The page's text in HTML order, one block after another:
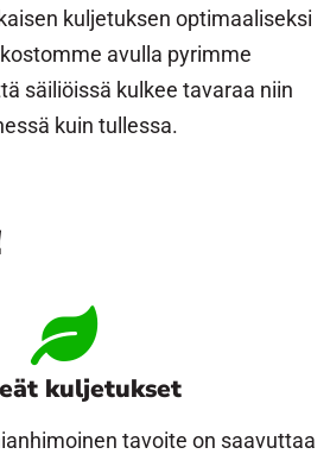
kuljetuksen optimaaliseksi
avulla pyrimme
säiliöissä kulkee tavaraa niin
kuin tullessa.
kuljetukset
tavoite on saavuttaa